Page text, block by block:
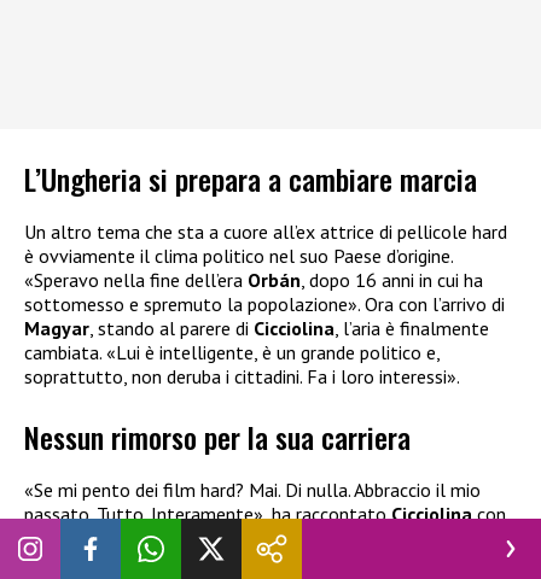
L’Ungheria si prepara a cambiare marcia
Un altro tema che sta a cuore all’ex attrice di pellicole hard
è ovviamente il clima politico nel suo Paese d’origine.
«Speravo nella fine dell’era Orbán , dopo 16 anni in cui ha
sottomesso e spremuto la popolazione». Ora con l’arrivo di
Magyar , stando al parere di Cicciolina , l’aria è finalmente
cambiata. «Lui è intelligente, è un grande politico e,
soprattutto, non deruba i cittadini. Fa i loro interessi».
Nessun rimorso per la sua carriera
«Se mi pento dei film hard? Mai. Di nulla. Abbraccio il mio
passato. Tutto. Interamente», ha raccontatoCicciolinacon
grande orgoglio e senza rammarico. «Gli abusi sui set del
cinema porno? Certo che possono capitare. Io, per esempio,